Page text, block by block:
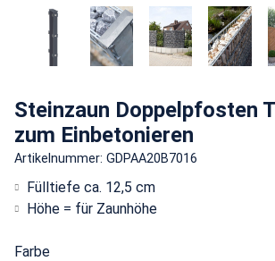
Steinzaun Doppelpfosten
zum Einbetonieren
Artikelnummer: GDPAA20B7016
Fülltiefe ca. 12,5 cm
Höhe = für Zaunhöhe
Farbe